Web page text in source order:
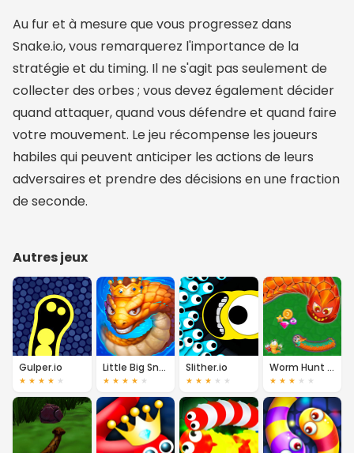
Au fur et à mesure que vous progressez dans
Snake.io, vous remarquerez l'importance de la
stratégie et du timing. Il ne s'agit pas seulement de
collecter des orbes ; vous devez également décider
quand attaquer, quand vous défendre et quand faire
votre mouvement. Le jeu récompense les joueurs
habiles qui peuvent anticiper les actions de leurs
adversaires et prendre des décisions en une fraction
de seconde.
Autres jeux
Gulper.io
★ ★ ★ ★ ★
Little Big Snake
★ ★ ★ ★ ★
Slither.io
★ ★ ★ ★ ★
Worm Hunt - Snake Game IO Zone
★ ★ ★ ★ ★